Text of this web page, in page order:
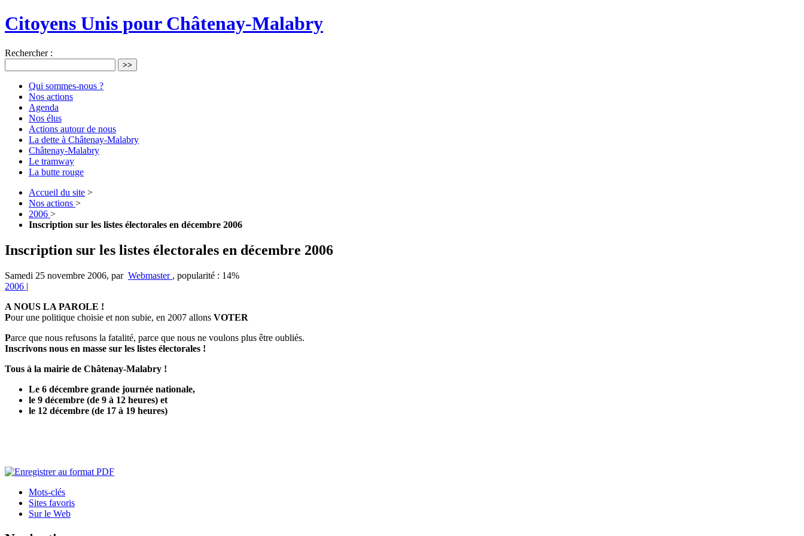
Citoyens Unis pour Châtenay-Malabry
Rechercher :
>>
Qui sommes-nous ?
Nos actions
Agenda
Nos élus
Actions autour de nous
La dette à Châtenay-Malabry
Châtenay-Malabry
Le tramway
La butte rouge
Accueil du site >
Nos actions >
2006 >
Inscription sur les listes électorales en décembre 2006
Inscription sur les listes électorales en décembre 2006
Samedi 25 novembre 2006, par Webmaster , popularité : 14%
2006 |
A NOUS LA PAROLE !
Pour une politique choisie et non subie, en 2007 allons VOTER
Parce que nous refusons la fatalité, parce que nous ne voulons plus être oubliés.
Inscrivons nous en masse sur les listes électorales !
Tous à la mairie de Châtenay-Malabry !
Le 6 décembre grande journée nationale,
le 9 décembre (de 9 à 12 heures) et
le 12 décembre (de 17 à 19 heures)
Mots-clés
Sites favoris
Sur le Web